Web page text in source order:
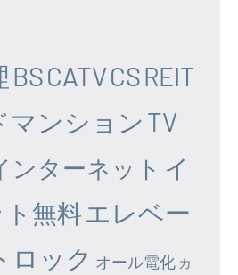
BSCATVCSREIT
マンション TV
ンターネット イ
無料エレベー
ロック オール電化 カ